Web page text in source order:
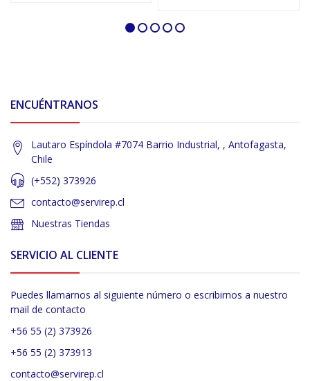
ENCUÉNTRANOS
Lautaro Espíndola #7074 Barrio Industrial, , Antofagasta,
Chile
(+552) 373926
contacto@servirep.cl
Nuestras Tiendas
SERVICIO AL CLIENTE
Puedes llamarnos al siguiente número o escribirnos a nuestro
mail de contacto
+56 55 (2) 373926
+56 55 (2) 373913
contacto@servirep.cl